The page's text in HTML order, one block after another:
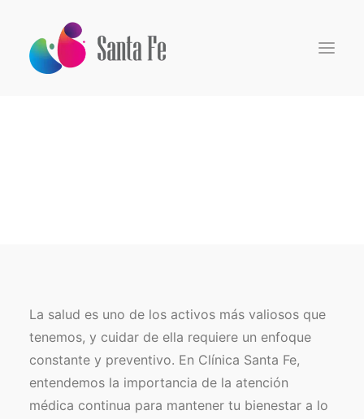
Search
Facebook
La salud es uno de los activos más valiosos que
tenemos, y cuidar de ella requiere un enfoque
constante y preventivo. En Clínica Santa Fe,
entendemos la importancia de la atención
médica continua para mantener tu bienestar a lo